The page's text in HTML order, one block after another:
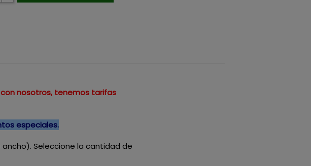
nosotros, tenemos tarifas
especiales.
Seleccione la cantidad de